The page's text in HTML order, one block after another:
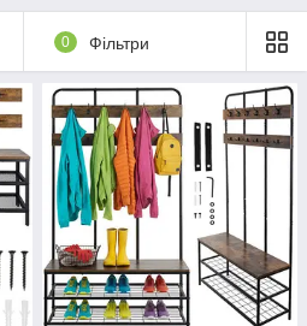
0 Фільтри